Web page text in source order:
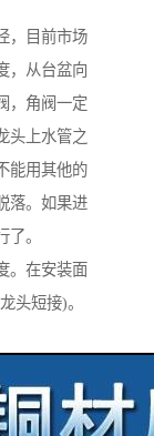
，目前市场
，从台盆向
，角阀一定
头上水管之
能用其他的
落。如果进
。
。在安装面
头短接)。